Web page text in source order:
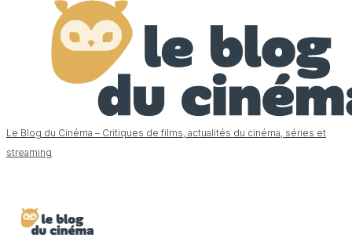
Le Blog du Cinéma – Critiques de films, actualités du cinéma, séries et
streaming